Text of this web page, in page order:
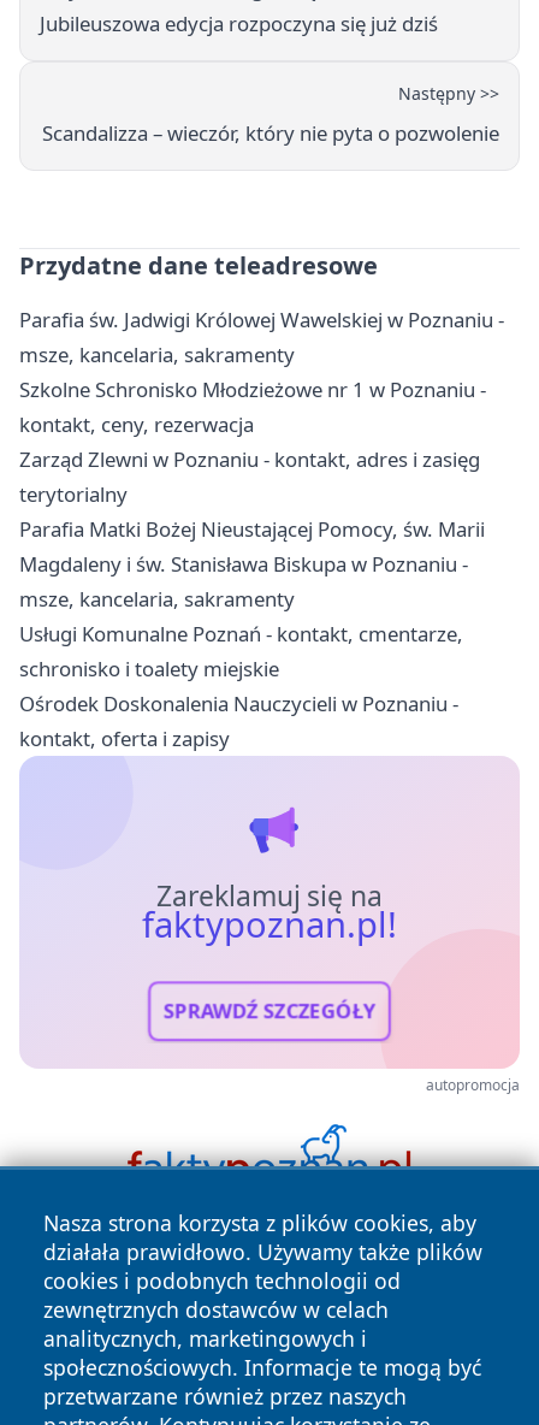
Jubileuszowa edycja rozpoczyna się już dziś
Następny >>
Scandalizza – wieczór, który nie pyta o pozwolenie
Przydatne dane teleadresowe
Parafia św. Jadwigi Królowej Wawelskiej w Poznaniu -
msze, kancelaria, sakramenty
Szkolne Schronisko Młodzieżowe nr 1 w Poznaniu -
kontakt, ceny, rezerwacja
Zarząd Zlewni w Poznaniu - kontakt, adres i zasięg
terytorialny
Parafia Matki Bożej Nieustającej Pomocy, św. Marii
Magdaleny i św. Stanisława Biskupa w Poznaniu -
msze, kancelaria, sakramenty
Usługi Komunalne Poznań - kontakt, cmentarze,
schronisko i toalety miejskie
Ośrodek Doskonalenia Nauczycieli w Poznaniu -
kontakt, oferta i zapisy
Zareklamuj się na
faktypoznan.pl!
SPRAWDŹ SZCZEGÓŁY
autopromocja
Nasza strona korzysta z plików cookies, aby
działała prawidłowo. Używamy także plików
cookies i podobnych technologii od
zewnętrznych dostawców w celach
analitycznych, marketingowych i
społecznościowych. Informacje te mogą być
przetwarzane również przez naszych
Copyright © 2026 faktypoznan.pl Wszystkie prawa
zastrzeżone.